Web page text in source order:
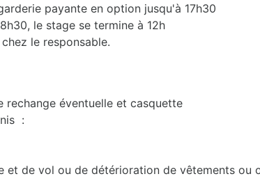
payante en option jusqu'à 17h30
le stage se termine à 12h
le responsable.
rechange éventuelle et casquette
:
de vol ou de détérioration de vêtements ou